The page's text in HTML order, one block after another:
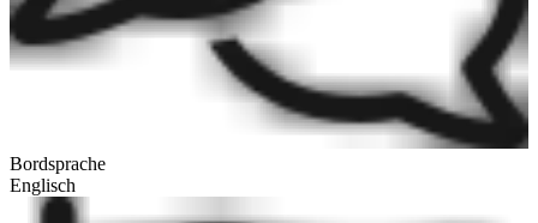
Bordsprache
Englisch